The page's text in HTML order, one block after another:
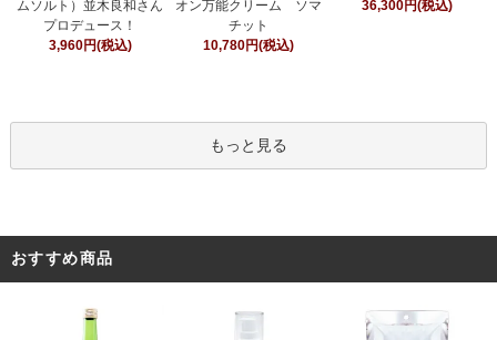
ムソルト）並木良和さん
プロデュース！
3,960円(税込)
オン万能クリーム ソマ
チット
10,780円(税込)
36,300円(税込)
もっと見る
おすすめ商品